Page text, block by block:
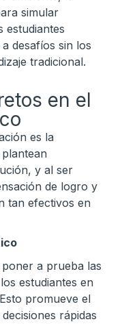
simular
estudiantes
desafíos sin los
tradicional.
en el
es la
y al ser
de logro y
tan efectivos en
a prueba las
estudiantes en
promueve el
rápidas